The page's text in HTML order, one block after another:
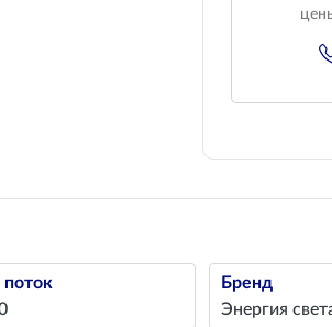
поток
Бренд
Энергия